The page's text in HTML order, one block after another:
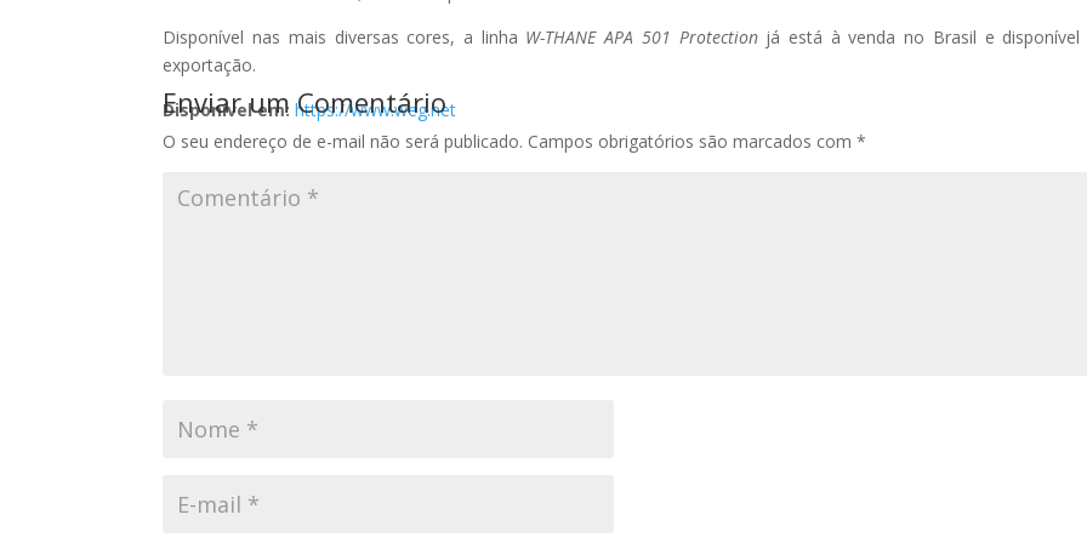
Disponível nas mais diversas cores, a linha W-THANE APA 501 Protectionjá está à venda no Brasil e disponível
exportação.
Disponível em: https://www.weg.net
Enviar um Comentário
O seu endereço de e-mail não será publicado. Campos obrigatórios são marcados com*